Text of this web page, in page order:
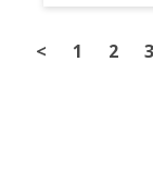
< 1 2 3